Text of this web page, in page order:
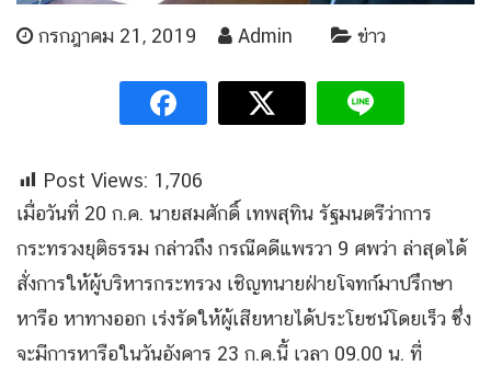
กรกฎาคม 21, 2019 Admin ข่าว
Post Views: 1,706
เมื่อวันที่ 20 ก.ค. นายสมศักดิ์ เทพสุทิน รัฐมนตรีว่าการ
กระทรวงยุติธรรม กล่าวถึง กรณีคดีแพรวา 9 ศพว่า ล่าสุดได้
สั่งการให้ผู้บริหารกระทรวง เชิญทนายฝ่ายโจทก์มาปรึกษา
หารือ หาทางออก เร่งรัดให้ผู้เสียหายได้ประโยชน์โดยเร็ว ซึ่ง
จะมีการหารือในวันอังคาร 23 ก.ค.นี้ เวลา 09.00 น. ที่